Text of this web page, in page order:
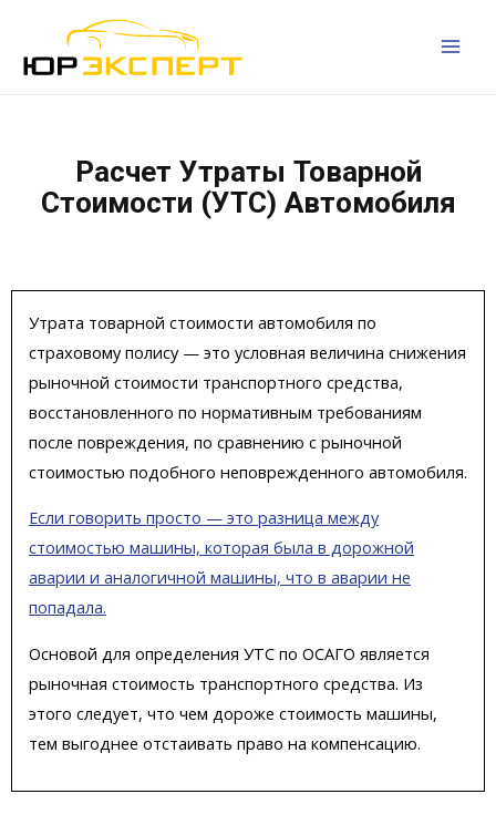
Расчет Утраты Товарной
Стоимости (УТС) Автомобиля
Утрата товарной стоимости автомобиля по
страховому полису — это условная величина снижения
рыночной стоимости транспортного средства,
восстановленного по нормативным требованиям
после повреждения, по сравнению с рыночной
стоимостью подобного неповрежденного автомобиля.
Если говорить просто — это разница между
стоимостью машины, которая была в дорожной
аварии и аналогичной машины, что в аварии не
попадала.
Основой для определения УТС по ОСАГО является
рыночная стоимость транспортного средства. Из
этого следует, что чем дороже стоимость машины,
тем выгоднее отстаивать право на компенсацию.